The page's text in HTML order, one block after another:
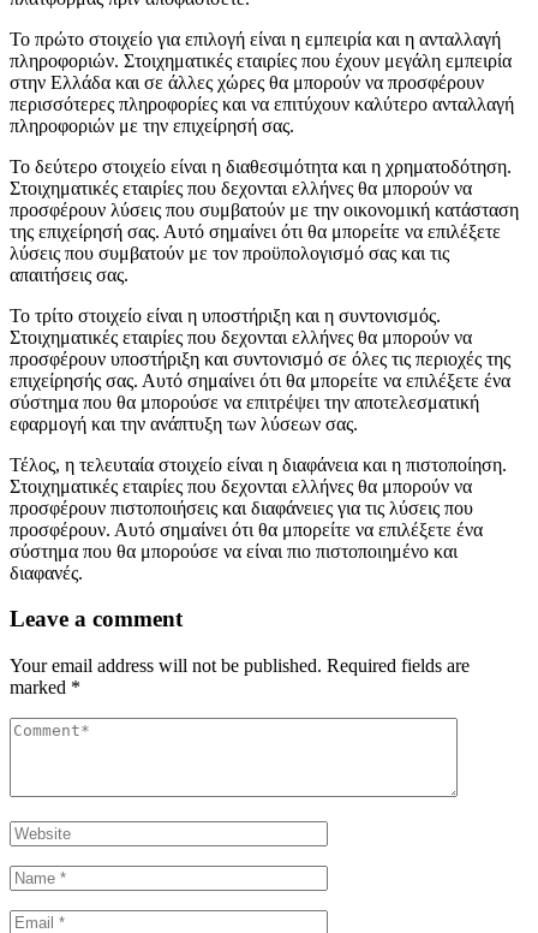
Το πρώτο στοιχείο για επιλογή είναι η εμπειρία και η ανταλλαγή
πληροφοριών. Στοιχηματικές εταιρίες που έχουν μεγάλη εμπειρία
στην Ελλάδα και σε άλλες χώρες θα μπορούν να προσφέρουν
περισσότερες πληροφορίες και να επιτύχουν καλύτερο ανταλλαγή
πληροφοριών με την επιχείρησή σας.
Το δεύτερο στοιχείο είναι η διαθεσιμότητα και η χρηματοδότηση.
Στοιχηματικές εταιρίες που δεχονται ελλήνες θα μπορούν να
προσφέρουν λύσεις που συμβατούν με την οικονομική κατάσταση
της επιχείρησή σας. Αυτό σημαίνει ότι θα μπορείτε να επιλέξετε
λύσεις που συμβατούν με τον προϋπολογισμό σας και τις
απαιτήσεις σας.
Το τρίτο στοιχείο είναι η υποστήριξη και η συντονισμός.
Στοιχηματικές εταιρίες που δεχονται ελλήνες θα μπορούν να
προσφέρουν υποστήριξη και συντονισμό σε όλες τις περιοχές της
επιχείρησής σας. Αυτό σημαίνει ότι θα μπορείτε να επιλέξετε ένα
σύστημα που θα μπορούσε να επιτρέψει την αποτελεσματική
εφαρμογή και την ανάπτυξη των λύσεων σας.
Τέλος, η τελευταία στοιχείο είναι η διαφάνεια και η πιστοποίηση.
Στοιχηματικές εταιρίες που δεχονται ελλήνες θα μπορούν να
προσφέρουν πιστοποιήσεις και διαφάνειες για τις λύσεις που
προσφέρουν. Αυτό σημαίνει ότι θα μπορείτε να επιλέξετε ένα
σύστημα που θα μπορούσε να είναι πιο πιστοποιημένο και
διαφανές.
Leave a comment
Your email address will not be published. Required fields are
marked *